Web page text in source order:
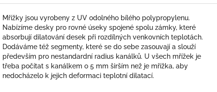
Mřížky jsou vyrobeny z UV odolného bílého polypropylenu.
Nabízíme desky pro rovné úseky spojené spolu zámky, které
absorbují dilatování desek při rozdílných venkovních teplotách.
Dodáváme též segmenty, které se do sebe zasouvají a slouží
především pro nestandardní radius kanálků. U všech mřížek je
třeba počítat s kanálkem o 5 mm širším než je mřížka, aby
nedocházelo k jejich deformaci teplotní dilatací.